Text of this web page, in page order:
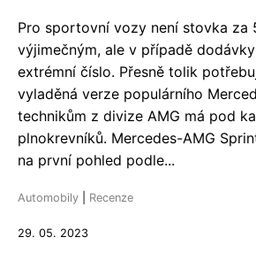
Pro sportovní vozy není stovka za
výjimečným, ale v případě
extrémní číslo. Přesně tolik
vyladěná verze populárního
technikům z divize AMG má pod
plnokrevníků. Mercedes-AMG
na první pohled podle...
Automobily Recenze
29. 05. 2023